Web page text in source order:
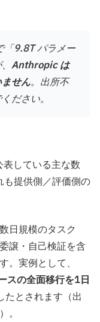
9.8T パラメー
Anthropic は
せん。出所不
ださい。
している主な数
提供側／評価側の
数日規模のタスク
譲・自己検証を含
。実例として、
スの全面移行を1日
たとされます（出